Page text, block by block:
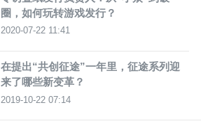
圈，如何玩转游戏发行？
2020-07-22 11:41
在提出“共创征途”一年里，征途系列迎
来了哪些新变革？
2019-10-22 07:14